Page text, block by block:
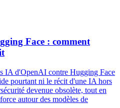
Face : comment
IA d'OpenAI contre Hugging Face
pourtant ni le récit d'une IA hors
devenue obsolète, tout en
autour des modèles de